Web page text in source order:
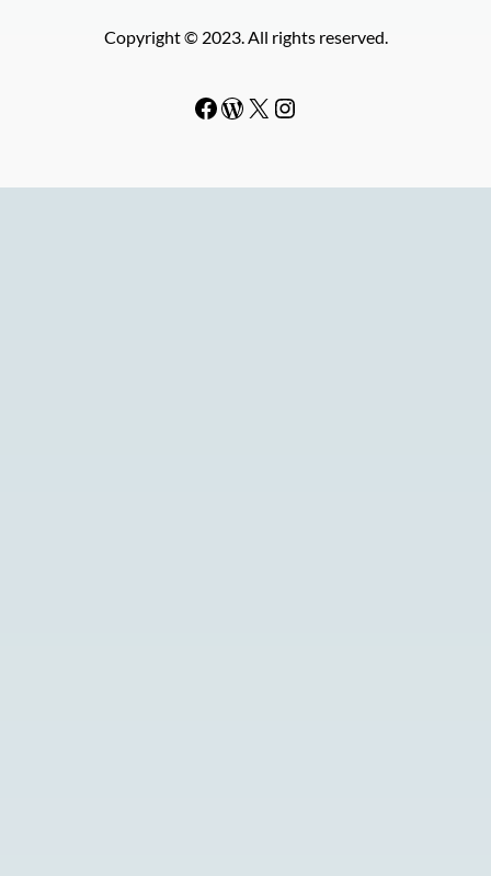
Copyright © 2023. All rights reserved.
Facebook WordPress # Instagram